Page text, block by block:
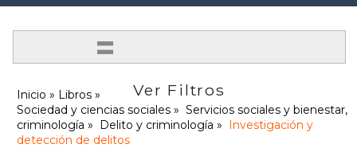
=
Ver Filtros
Inicio
Libros
Sociedad y ciencias sociales
Servicios sociales y bienestar,
criminología
Delito y criminología
Investigación y
detección de delitos